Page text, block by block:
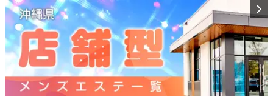
60分：12,000円 → 9,900円
70分：14,000円 → 11,900円
80分：17,000円 → 14,500円
90分：19,000円 → 16,000円
※本指名のお客様はイベントご利用できません。
沖縄旅行の思い出に
名前が残るようなお店を目指して。
県内トップクラスのビジュアルと
心温まる接客でお迎えいたします✨
🎁1000円クーポン配布中🎁